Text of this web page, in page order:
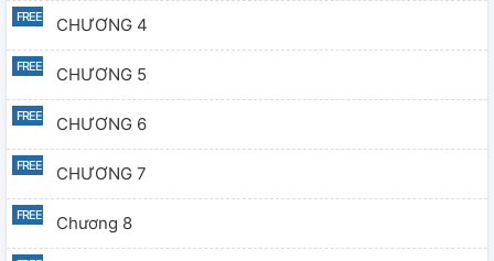
CHƯƠNG 4
CHƯƠNG 5
CHƯƠNG 6
CHƯƠNG 7
Chương 8